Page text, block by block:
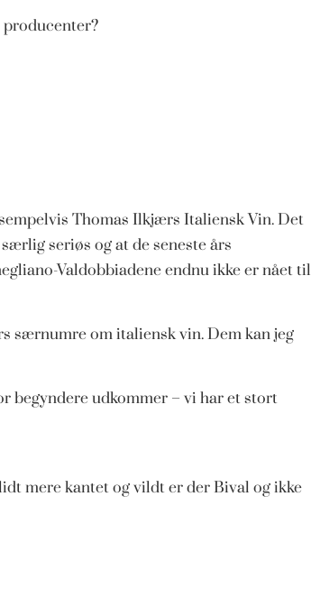
Thomas Ilkjærs Italiensk Vin. Det
seriøs og at de seneste års
Valdobbiadene endnu ikke er nået til
særnumre om italiensk vin. Dem kan jeg
begyndere udkommer – vi har et stort
mere kantet og vildt er der Bival og ikke